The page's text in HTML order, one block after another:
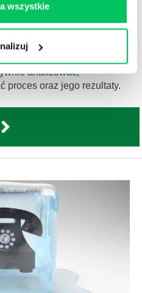
wszystkieSIĘ W COLD
analizować,
proces oraz jego rezultaty.